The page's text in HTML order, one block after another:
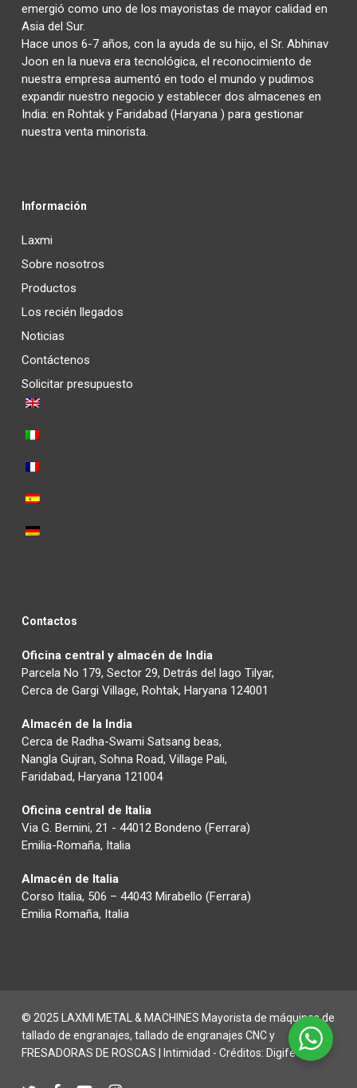
emergió como uno de los mayoristas de mayor calidad en
Asia del Sur.
Hace unos 6-7 años, con la ayuda de su hijo, el Sr. Abhinav
Joon en la nueva era tecnológica, el reconocimiento de
nuestra empresa aumentó en todo el mundo y pudimos
expandir nuestro negocio y establecer dos almacenes en
India: en Rohtak y Faridabad (Haryana ) para gestionar
nuestra venta minorista.
Información
Laxmi
Sobre nosotros
Productos
Los recién llegados
Noticias
Contáctenos
Solicitar presupuesto
Contactos
Oficina central y almacén de India
Parcela No 179, Sector 29, Detrás del lago Tilyar,
Cerca de Gargi Village, Rohtak, Haryana 124001
Almacén de la India
Cerca de Radha-Swami Satsang beas,
Nangla Gujran, Sohna Road, Village Pali,
Faridabad, Haryana 121004
Oficina central de Italia
Via G. Bernini, 21 - 44012 Bondeno (Ferrara)
Emilia-Romaña, Italia
Almacén de Italia
Corso Italia, 506 – 44043 Mirabello (Ferrara)
Emilia Romaña, Italia
© 2025 LAXMI METAL & MACHINES Mayorista de máquinas de
tallado de engranajes, tallado de engranajes CNC y
FRESADORAS DE ROSCAS |
Intimidad - Créditos: Digife